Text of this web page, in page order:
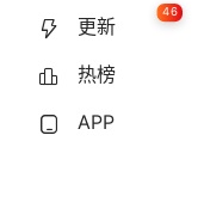
更新
46
热榜
APP